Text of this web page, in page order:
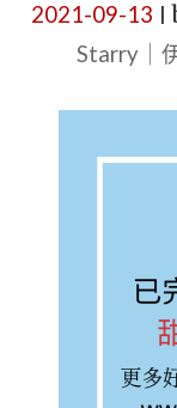
2021-09-13
Starry｜